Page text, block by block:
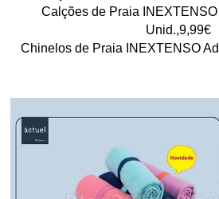
Calções de Praia
Unid.,9,99€
Chinelos de Praia INEXTENSO